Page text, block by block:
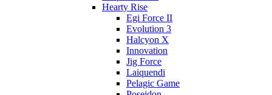
Hearty Rise
Egi Force II
Evolution 3
Halcyon X
Innovation
Jig Force
Laiquendi
Pelagic Game